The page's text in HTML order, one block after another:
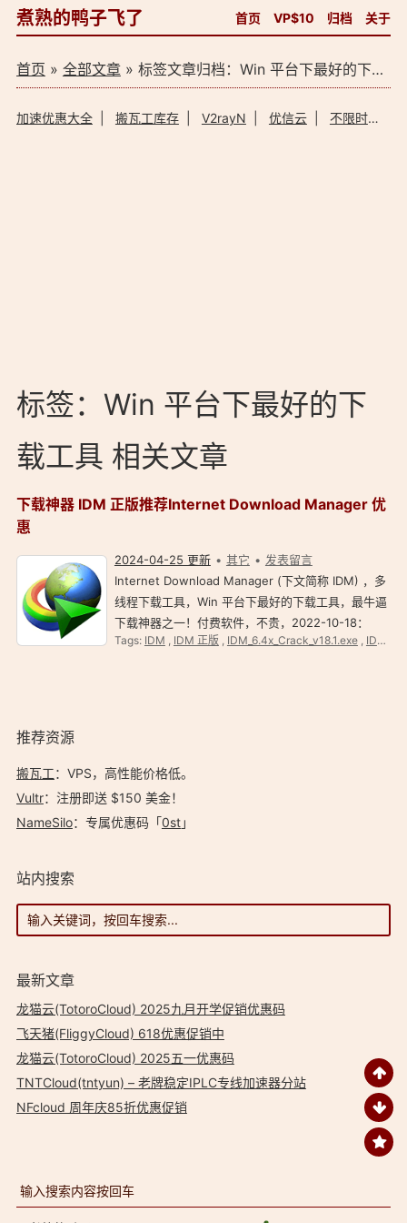
煮熟的鸭子飞了 首页 VP$10 归档 关于
首页 » 全部文章» 标签文章归档：Win 平台下最好的下载工具（1）
加速优惠大全| 搬瓦工库存| V2rayN 优信云| 不限时加速器
标签：Win 平台下最好的下
载工具 相关文章
下载神器 IDM 正版推荐Internet Download Manager 优
惠
2024-04-25 更新 其它
发表留言
Internet Download Manager (下文简称 IDM) ，多
线程下载工具，Win 平台下最好的下载工具，最牛逼
下载神器之一！付费软件，不贵，2022-10-18：
Internet Download Manager: 正版 IDM 终身版仅
Tags: IDM , IDM 正版 , IDM_6.4x_Crack_v18.1.exe, IDM优惠
推荐资源
搬瓦工：VPS，高性能价格低。️
Vultr：注册即送 $150 美金！
NameSilo：专属优惠码「0st」
站内搜索
最新文章
龙猫云(TotoroCloud) 2025九月开学促销优惠码
飞天猪(FliggyCloud) 618优惠促销中
龙猫云(TotoroCloud) 2025五一优惠码
TNTCloud(tntyun) – 老牌稳定IPLC专线加速器分站
NFcloud 周年庆85折优惠促销